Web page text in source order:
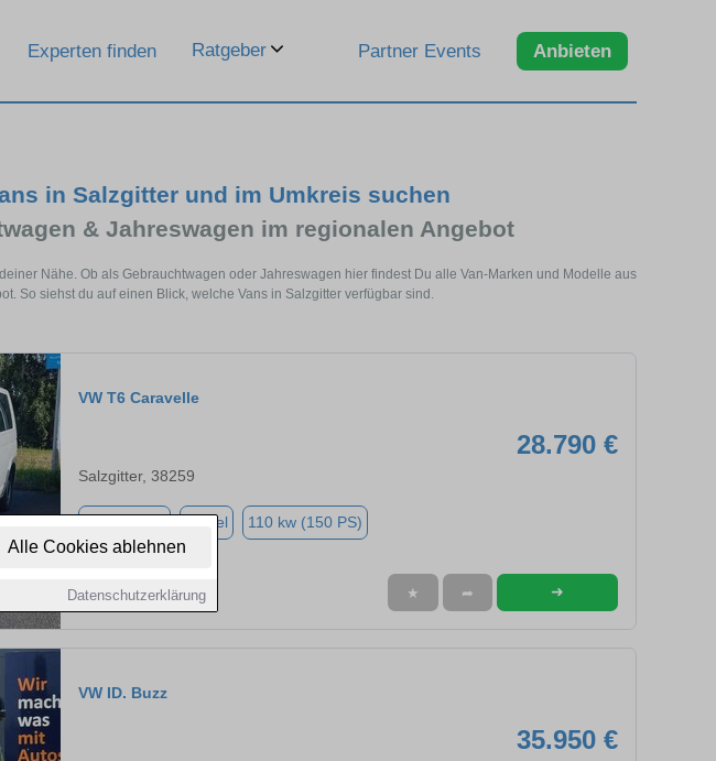
Alle Cookies ablehnen
Datenschutzerklärung
Experten finden Ratgeber Partner Events Anbieten
in Salzgitter und im Umkreis suchen
& Jahreswagen im regionalen Angebot
Nähe. Ob als Gebrauchtwagen oder Jahreswagen hier findest Du alle Van-Marken und Modelle aus
So siehst du auf einen Blick, welche Vans in Salzgitter verfügbar sind.
VW T6 Caravelle
28.790 €
Salzgitter, 38259
Diesel 110 kw (150 PS)
★ ➦ ➜
VW ID. Buzz
35.950 €